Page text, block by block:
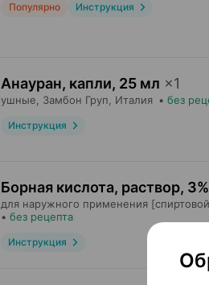
Популярно Инструкция
Анауран, капли, 25 мл ×1
ушные, Замбон Груп , Италия • без
Инструкция
Борная кислота, раствор,
для наружного применения
• без рецепта
Инструкция